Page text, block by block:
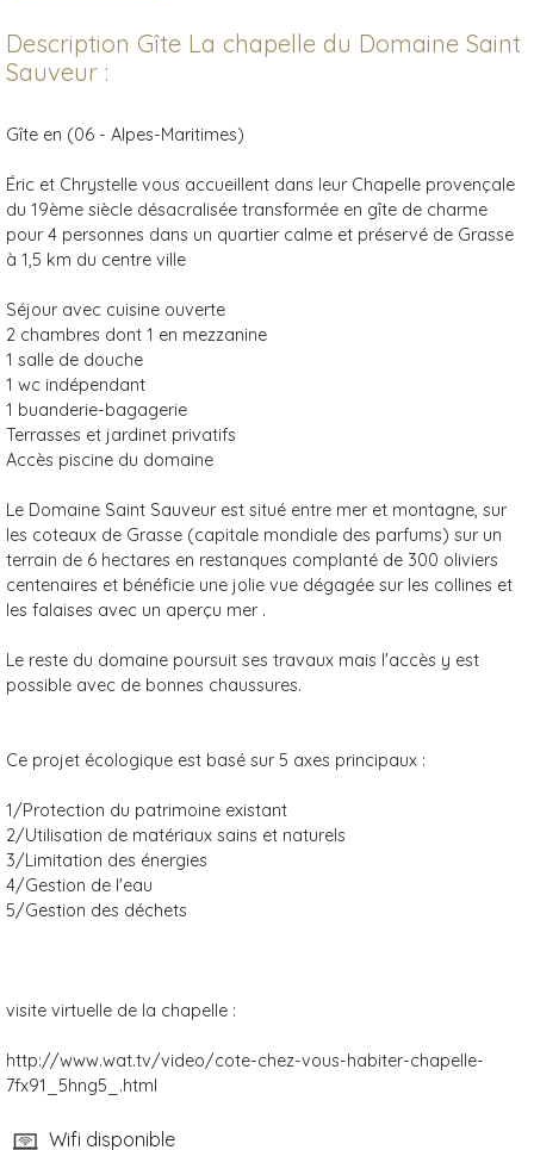
Description Gîte La chapelle du Domaine Saint
Sauveur :
Gîte en (06 - Alpes-Maritimes)
Éric et Chrystelle vous accueillent dans leur Chapelle provençale
du 19ème siècle désacralisée transformée en gîte de charme
pour 4 personnes dans un quartier calme et préservé de Grasse
à 1,5 km du centre ville
Séjour avec cuisine ouverte
2 chambres dont 1 en mezzanine
1 salle de douche
1 wc indépendant
1 buanderie-bagagerie
Terrasses et jardinet privatifs
Accès piscine du domaine
Le Domaine Saint Sauveur est situé entre mer et montagne, sur
les coteaux de Grasse (capitale mondiale des parfums) sur un
terrain de 6 hectares en restanques complanté de 300 oliviers
centenaires et bénéficie une jolie vue dégagée sur les collines et
les falaises avec un aperçu mer .
Le reste du domaine poursuit ses travaux mais l'accès y est
possible avec de bonnes chaussures.
Ce projet écologique est basé sur 5 axes principaux :
1/Protection du patrimoine existant
2/Utilisation de matériaux sains et naturels
3/Limitation des énergies
4/Gestion de l'eau
5/Gestion des déchets
visite virtuelle de la chapelle :
http://www.wat.tv/video/cote-chez-vous-habiter-chapelle-
7fx91_5hng5_.html
Wifi disponible